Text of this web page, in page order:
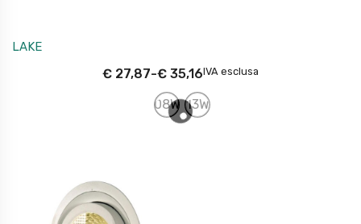
LAKE
€ 27,87-€ 35,16IVA esclusa
08W 13W